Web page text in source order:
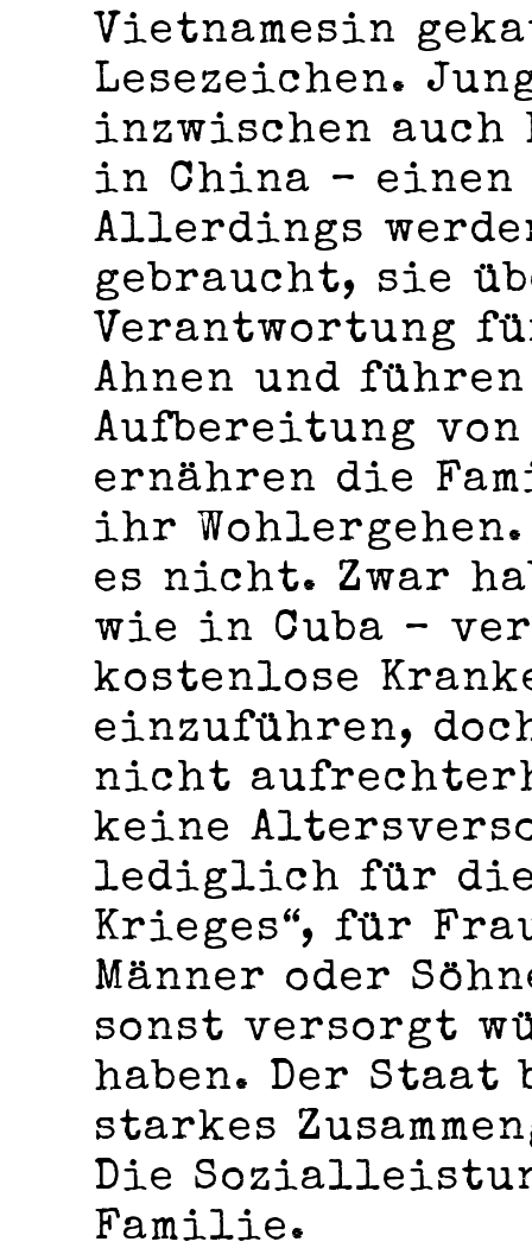
Vietnamesin
Lesezeichen.
inzwischen
in China – einen
Allerdings
gebraucht, sie
Verantwortung
Ahnen und
Aufbereitung von
ernähren die
ihr
es nicht. Zwar
wie in Cuba ­–
kostenlose
einzuführen,
nicht
keine
lediglich für die
Krieges“, für
Männer oder
sonst versorgt
haben. Der
starkes
Die
Familie.